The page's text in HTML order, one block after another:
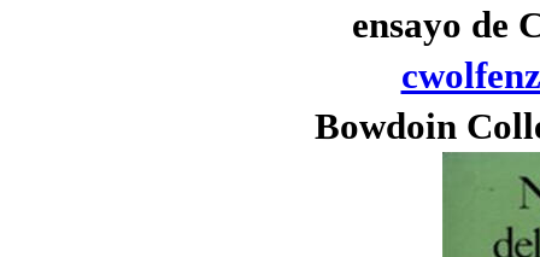
ensayo de
Bowdoin